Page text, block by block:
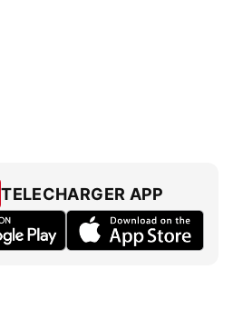
TELECHARGER APP